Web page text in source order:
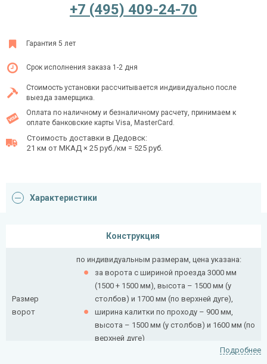
+7 (495) 409-24-70
+7 (495) 409-24-70
Гарантия 5 лет
Срок исполнения заказа 1-2 дня
Стоимость установки рассчитывается индивидуально после
выезда замерщика.
Оплата по наличному и безналичному расчету, принимаем к
оплате банковские карты Visa, MasterCard.
Стоимость доставки в Дедовск:
21 км от МКАД × 25 руб./км = 525 руб.
Характеристики
Конструкция
Размер
ворот
по индивидуальным размерам, цена указана:
за ворота с шириной проезда 3000 мм
(1500 + 1500 мм), высота – 1500 мм (у
столбов) и 1700 мм (по верхней дуге),
ширина калитки по проходу – 900 мм,
высота – 1500 мм (у столбов) и 1600 мм (по
верхней дуге)
Подробнее